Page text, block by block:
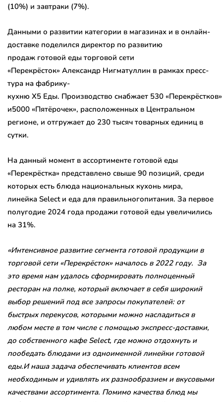
(10%) и завтраки (7%).
Данными о развитии категории в магазинах и в онлайн-
доставке поделился директор по развитию
продаж готовой еды торговой сети
«Перекрёсток» Александр Нигматуллин в рамках пресс-
тура на фабрику-
кухню Х5 Еды. Производство снабжает 530 «Перекрёстков»
и5000 «Пятёрочек», расположенных в Центральном
регионе, и отгружает до 230 тысяч товарных единиц в
сутки.
На данный момент в ассортименте готовой еды
«Перекрёстка» представлено свыше 90 позиций, среди
которых есть блюда национальных кухонь мира,
линейка Select и еда для правильногопитания. За первое
полугодие 2024 года продажи готовой еды увеличились
на 31%.
«Интенсивное развитие сегмента готовой продукции в
торговой сети «Перекрёсток» началось в 2022году. За
это время намудалось сформировать полноценный
ресторан на полке, который включает в себя широкий
выбор решений под все запросы покупателей: от
быстрых перекусов, которыми можно насладиться в
любом местев том числе с помощью экспресс-доставки,
до собственного кафе Select, где можно отдохнуть и
пообедать блюдами из одноименной линейки готовой
еды.И наша задача обеспечивать клиентов всем
необходимым и удивлять их разнообразием и вкусовыми
качествами ассортимента. Помимо качества блюд мы